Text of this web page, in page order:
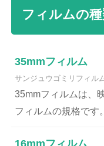
フィルムの
35mmフィルム
サンジュウゴミリフィル
35mmフィルムは、
フィルムの規格です
16mmフィルム